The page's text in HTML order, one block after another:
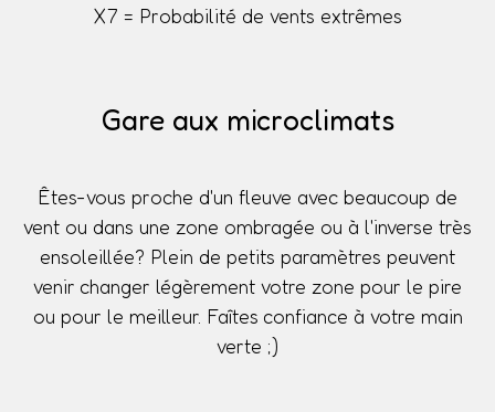
X7 = Probabilité de vents extrêmes
Gare aux microclimats
Êtes-vous proche d'un fleuve avec beaucoup de
vent ou dans une zone ombragée ou à l'inverse très
ensoleillée? Plein de petits paramètres peuvent
venir changer légèrement votre zone pour le pire
ou pour le meilleur. Faîtes confiance à votre main
verte ;)